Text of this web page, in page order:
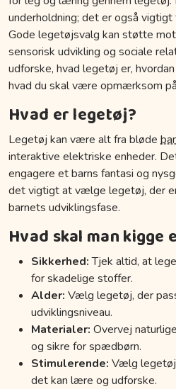
underholdning; det er også vigtigt
Gode legetøjsvalg kan støtte
sensorisk udvikling og sociale
udforske, hvad legetøj er,
hvad du skal være opmærksom
Hvad er legetøj?
Legetøj kan være alt fra bløde
interaktive elektriske enheder.
engagere et barns fantasi og
det vigtigt at vælge legetøj, der
barnets udviklingsfase.
Hvad skal man kigge
Sikkerhed:Tjek altid, at
for skadelige stoffer.
Alder: Vælg legetøj, der
udviklingsniveau.
Materialer: Overvej
og sikre for spædbørn.
Stimulerende: Vælg
det kan lære og udforske.